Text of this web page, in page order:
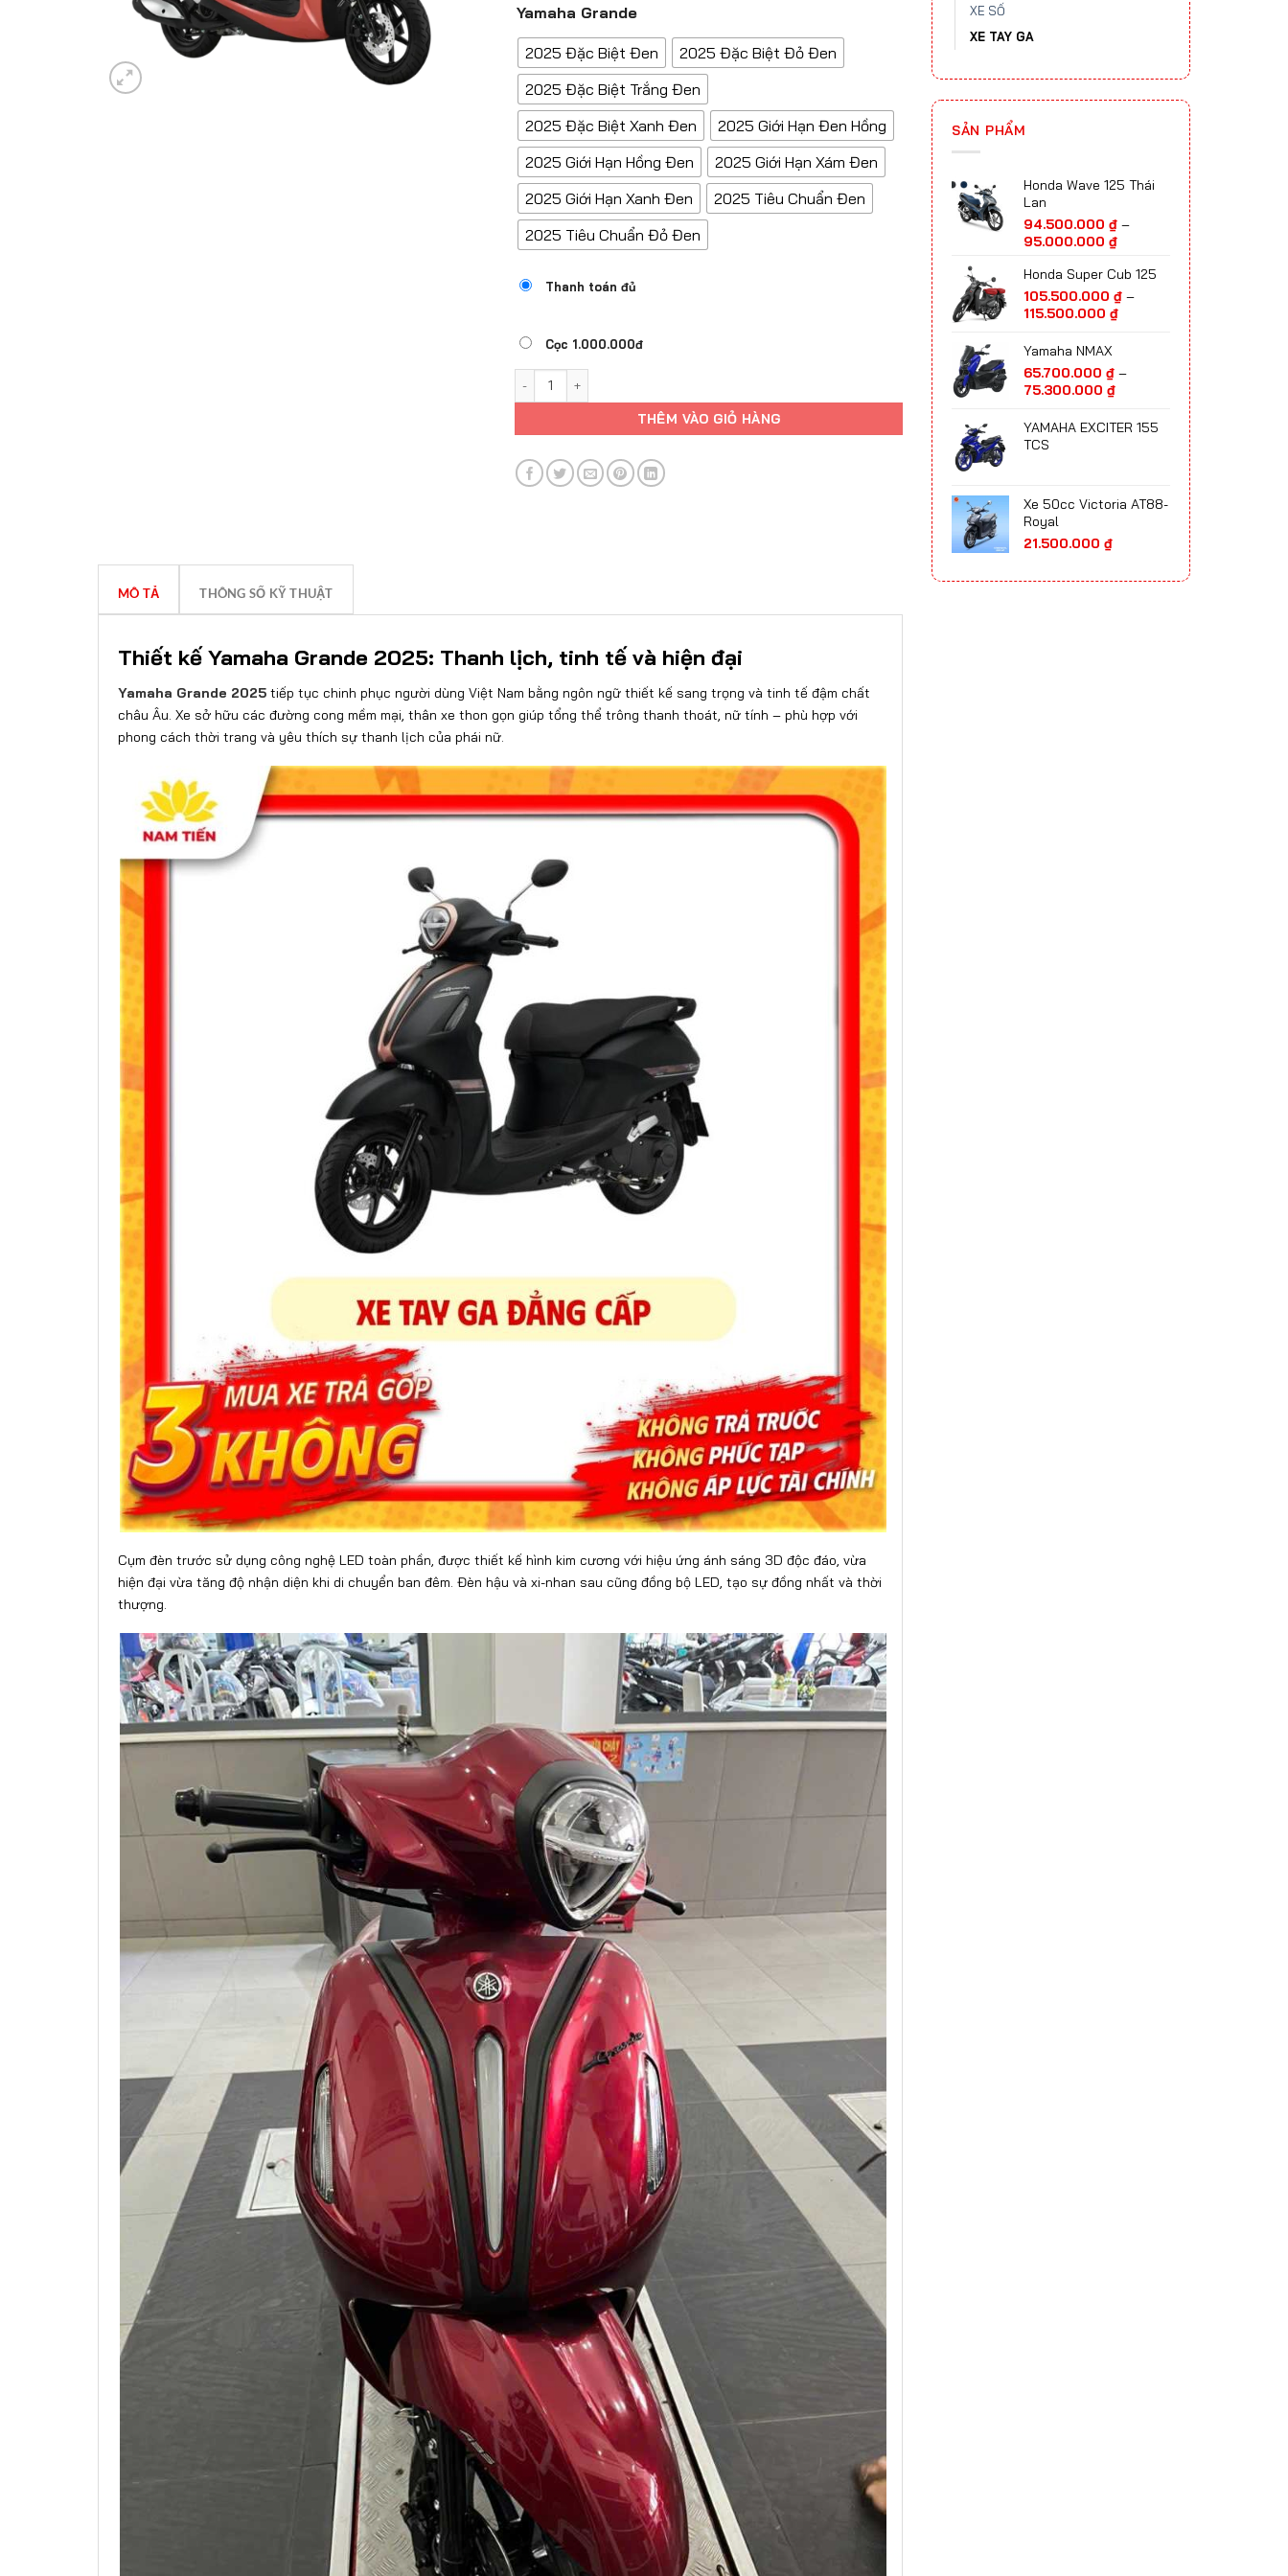
XE SỐ
XE TAY GA
SẢN PHẨM
Honda Wave 125 Thái
Lan
94.500.000 ₫ –
95.000.000 ₫Khoảng
từ
94.500.000 ₫
đến
95.000.000 ₫
Honda Super Cub 125
105.500.000 ₫ –
115.500.000 ₫Khoảng
105.500.000 ₫
115.500.000 ₫
Yamaha NMAX
65.700.000 ₫ –
75.300.000 ₫Khoảng
từ
65.700.000 ₫
75.300.000 ₫
YAMAHA EXCITER 155
TCS
Xe 50cc Victoria AT88-
Royal
21.500.000 ₫
Yamaha Grande
2025 Đặc Biệt Đen
2025 Đặc Biệt Đỏ Đen
2025 Đặc Biệt Trắng Đen
2025 Đặc Biệt Xanh Đen
2025 Giới Hạn Đen Hồng
2025 Giới Hạn Hồng Đen
2025 Giới Hạn Xám Đen
2025 Giới Hạn Xanh Đen
2025 Tiêu Chuẩn Đen
2025 Tiêu Chuẩn Đỏ Đen
Thanh toán đủ
Cọc 1.000.000đ
YAMAHA GRANDE số lượng
THÊM VÀO GIỎ HÀNG
MÔ TẢ THÔNG SỐ KỸ THUẬT
Thiết kế Yamaha Grande 2025: Thanh lịch, tinh tế và hiện đại
Yamaha Grande 2025 tiếp tục chinh phục người dùng Việt Nam bằng ngôn ngữ thiết kế sang trọng và tinh tế đậm chất
châu Âu. Xe sở hữu các đường cong mềm mại, thân xe thon gọn giúp tổng thể trông thanh thoát, nữ tính – phù hợp với
phong cách thời trang và yêu thích sự thanh lịch của phái nữ.
Cụm đèn trước sử dụng công nghệ LED toàn phần, được thiết kế hình kim cương với hiệu ứng ánh sáng 3D độc đáo, vừa
hiện đại vừa tăng độ nhận diện khi di chuyển ban đêm. Đèn hậu và xi-nhan sau cũng đồng bộ LED, tạo sự đồng nhất và thời
thượng.